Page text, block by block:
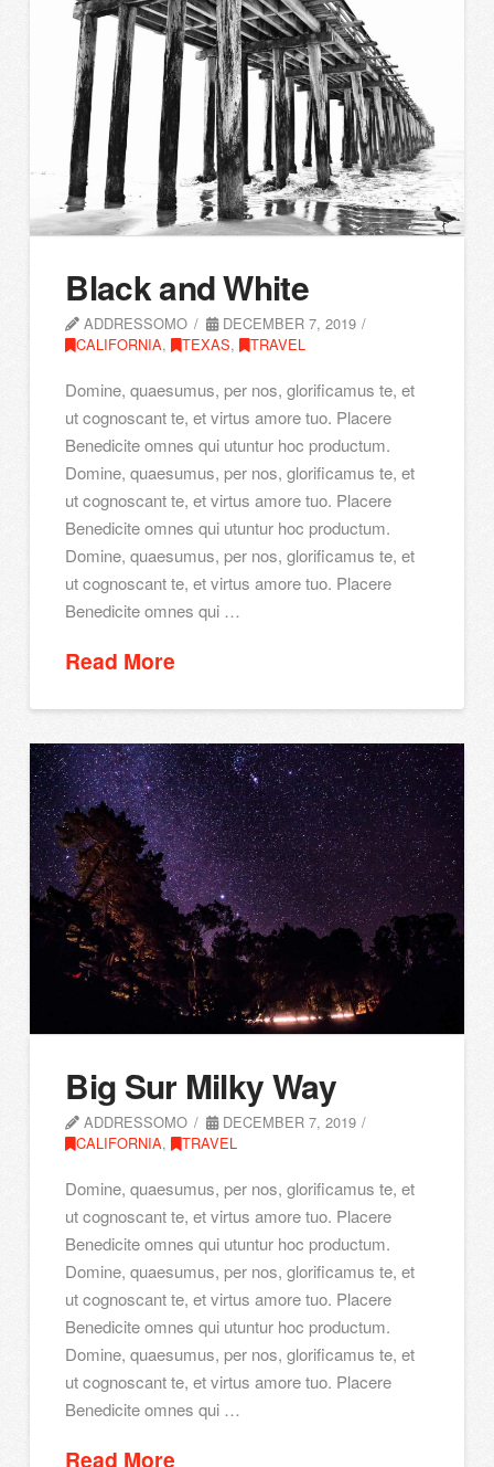
Black and White
ADDRESSOMO
DECEMBER 7, 2019
CALIFORNIA, TEXAS, TRAVEL
Domine, quaesumus, per nos, glorificamus te, et
ut cognoscant te, et virtus amore tuo. Placere
Benedicite omnes qui utuntur hoc productum.
Domine, quaesumus, per nos, glorificamus te, et
ut cognoscant te, et virtus amore tuo. Placere
Benedicite omnes qui utuntur hoc productum.
Domine, quaesumus, per nos, glorificamus te, et
ut cognoscant te, et virtus amore tuo. Placere
Benedicite omnes qui …
Read More
Big Sur Milky Way
ADDRESSOMO
DECEMBER 7, 2019
CALIFORNIA, TRAVEL
Domine, quaesumus, per nos, glorificamus te, et
ut cognoscant te, et virtus amore tuo. Placere
Benedicite omnes qui utuntur hoc productum.
Domine, quaesumus, per nos, glorificamus te, et
ut cognoscant te, et virtus amore tuo. Placere
Benedicite omnes qui utuntur hoc productum.
Domine, quaesumus, per nos, glorificamus te, et
ut cognoscant te, et virtus amore tuo. Placere
Benedicite omnes qui …
Read More